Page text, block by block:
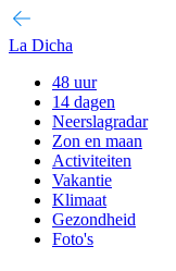
La Dicha
48 uur
14 dagen
Neerslagradar
Zon en maan
Activiteiten
Vakantie
Klimaat
Gezondheid
Foto's